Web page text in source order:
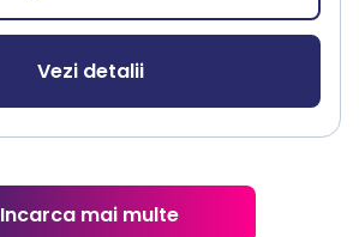
Vezi detalii
Incarca mai multe